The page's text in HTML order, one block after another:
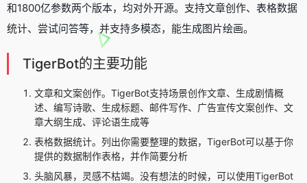
和1800亿参数两个版本，均对外开源。支持文章创作、表格数据
统计、尝试问答等，并支持多模态，能生成图片绘画。
TigerBot的主要功能
文章和文案创作。TigerBot支持场景创作文章、生成剧情概
述、编写诗歌、生成标题、邮件写作、广告宣传文案创作、文
章大纲生成、评论语生成等
表格数据统计。列出你需要整理的数据，TigerBot可以基于你
提供的数据制作表格，并作简要分析
头脑风暴，灵感不枯竭。没有想法的时候，可以使用TigerBot